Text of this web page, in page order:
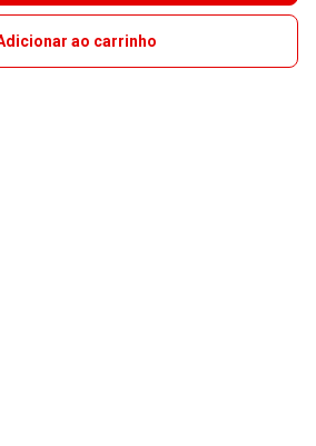
ao carrinho